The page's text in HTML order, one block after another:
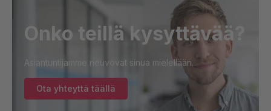
Onko teillä kysyttävää?
Asiantuntijamme neuvovat sinua mielellään.
Ota yhteyttä täällä